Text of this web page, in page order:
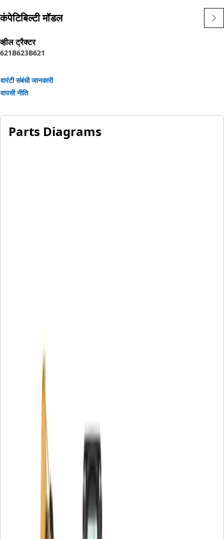
कंपेटिबिल्टी मॉडल
व्हील ट्रैक्टर
621B623B621
वारंटी संबंधी जानकारी
वापसी नीति
Parts Diagrams